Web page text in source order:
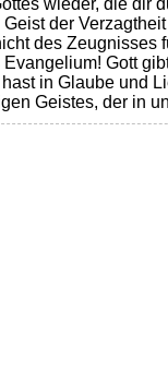
wieder, die dir
der
des Zeugnisses
Gott
in Glaube und
Geistes, der in